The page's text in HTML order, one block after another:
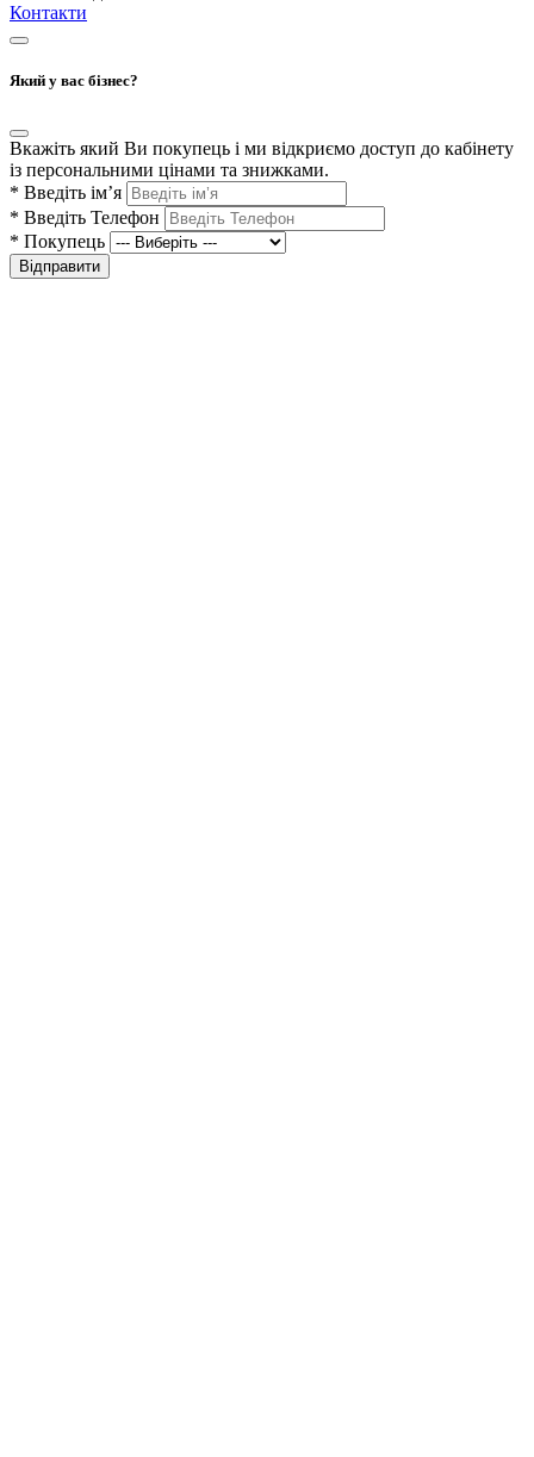
Контакти
Який у вас бізнес?
Вкажіть який Ви покупець і ми відкриємо доступ до кабінету
із персональними цінами та знижками.
* Введіть ім’я
* Введіть Телефон
* Покупець
Відправити